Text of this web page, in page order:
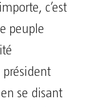
c’est
peuple
président
se disant